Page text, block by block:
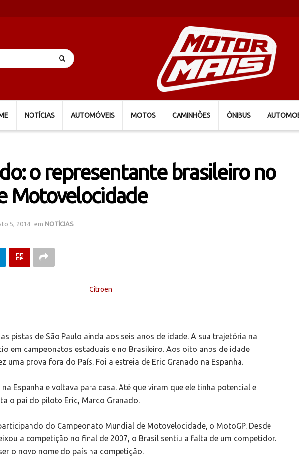
NOTÍCIAS AUTOMÓVEIS MOTOS CAMINHÕES ÔNIBUS
o representante brasileiro no
Motovelocidade
5, 2014 em NOTÍCIAS
pistas de São Paulo ainda aos seis anos de idade. A sua trajetória na
em campeonatos estaduais e no Brasileiro. Aos oito anos de idade
uma prova fora do País. Foi a estreia de Eric Granado na Espanha.
Espanha e voltava para casa. Até que viram que ele tinha potencial e
o pai do piloto Eric, Marco Granado.
do Campeonato Mundial de Motovelocidade, o MotoGP. Desde
a competição no final de 2007, o Brasil sentiu a falta de um competidor.
o novo nome do país na competição.